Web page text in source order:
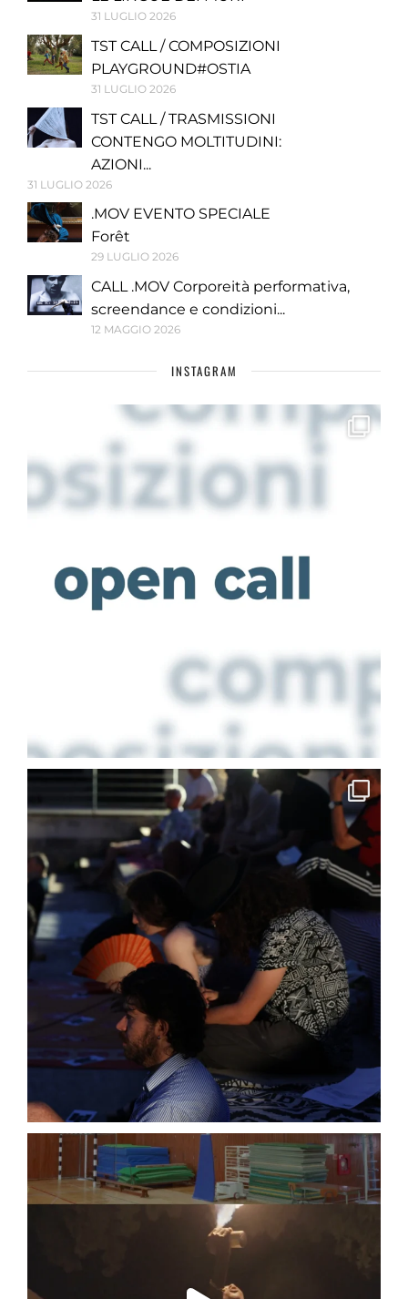
31 LUGLIO 2026
TST CALL / COMPOSIZIONI
PLAYGROUND#OSTIA
31 LUGLIO 2026
TST CALL / TRASMISSIONI
CONTENGO MOLTITUDINI:
AZIONI...
31 LUGLIO 2026
.MOV EVENTO SPECIALE
Forêt
29 LUGLIO 2026
CALL .MOV Corporeità performativa,
screendance e condizioni...
12 MAGGIO 2026
INSTAGRAM